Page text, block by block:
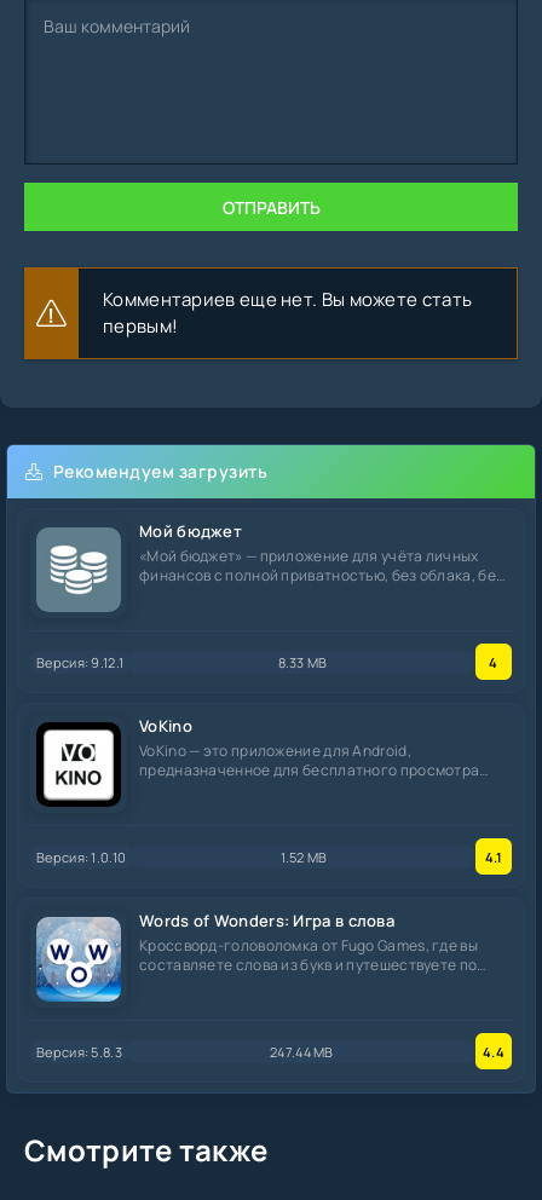
ОТПРАВИТЬ
Комментариев еще нет. Вы можете стать
первым!
Рекомендуем загрузить
Мой бюджет
«Мой бюджет» — приложение для учёта личных
финансов с полной приватностью, без облака, без
Версия: 9.12.1 8.33 MB 4
VoKino
VoKino — это приложение для Android,
предназначенное для бесплатного просмотра
Версия: 1.0.10 1.52 MB 4.1
Words of Wonders: Игра в слова
Кроссворд-головоломка от Fugo Games, где вы
составляете слова из букв и путешествуете по
Версия: 5.8.3 247.44 MB 4.4
Смотрите также